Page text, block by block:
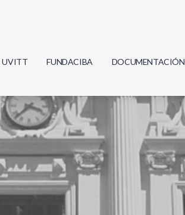
UVITT FUNDACIBA DOCUMENTACIÓN
Actas
Reglamentos
Documentos